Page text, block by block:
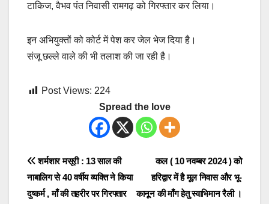
टाकिज, वैभव पंत निवासी रामगढ़ को गिरफ्तार कर लिया।
इन अभियुक्तों को कोर्ट में पेश कर जेल भेज दिया है।
संजू छल्ले वाले की भी तलाश की जा रही है।
Post Views: 224
Spread the love
Post
navigation
कल ( 10 नवम्बर 2024 ) को
हरिद्वार में है मूल निवास और भू-
कानून की माँग हेतु स्वाभिमान रैली ।
शर्मशार मसूरी : 13 साल की
नाबालिग से 40 वर्षीय व्यक्ति ने किया
दुष्कर्म , माँ की तहरीर पर गिरफ्तार